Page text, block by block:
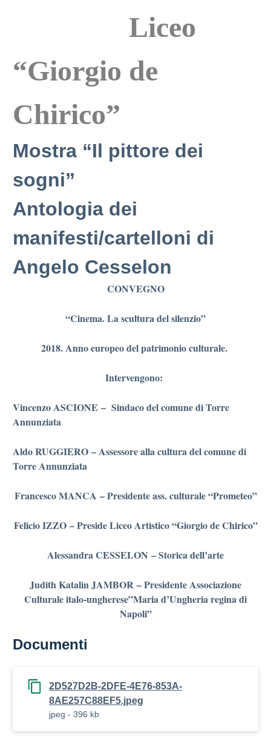
Liceo
“Giorgio de
Chirico”
Mostra “Il pittore dei
sogni”
Antologia dei
manifesti/cartelloni di
Angelo Cesselon
CONVEGNO
“Cinema. La scultura del silenzio”
2018. Anno europeo del patrimonio culturale.
Intervengono:
Vincenzo ASCIONE – Sindaco del comune di Torre
Annunziata
Aldo RUGGIERO – Assessore alla cultura del comune di
Torre Annunziata
Francesco MANCA – Presidente ass. culturale “Prometeo”
Felicio IZZO – Preside Liceo Artistico “Giorgio de Chirico”
Alessandra CESSELON – Storica dell’arte
Judith Katalin JAMBOR – Presidente Associazione
Culturale italo-ungherese”Maria d’Ungheria regina di
Napoli”
Documenti
2D527D2B-2DFE-4E76-853A-
8AE257C88EF5.jpeg
jpeg - 396 kb